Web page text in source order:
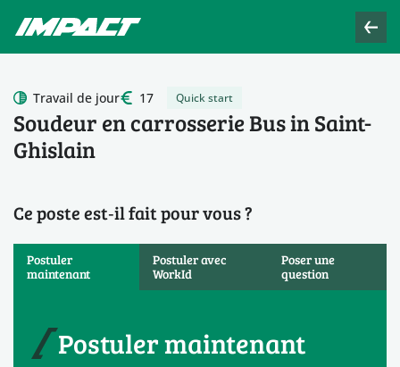
Soudeur en carrosserie Bus in Saint-
Ghislain
Travail de jour 17 Quick start
Ce poste est‑il fait pour vous ?
Postuler
maintenant
Postuler avec
WorkId
Poser une
question
Postuler maintenant